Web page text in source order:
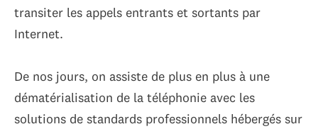
transiter les appels entrants et sortants par
Internet.
De nos jours, on assiste de plus en plus à une
dématérialisation de la téléphonie avec les
solutions de standards professionnels hébergés sur